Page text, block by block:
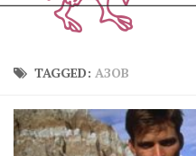
Зараз
Позиція
TAGGED: АЗОВ